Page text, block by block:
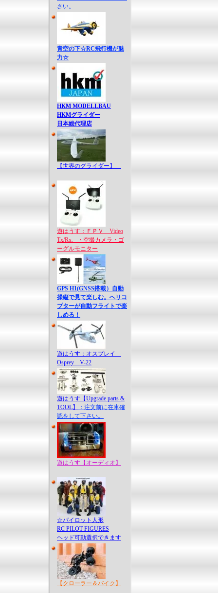
さい。
青空の下☆RC飛行機が魅
力☆
HKM MODELLBAU
HKMグライダー
日本総代理店
【世界のグライダー】
遊はうす：ＦＰＶ Video
Tx/Rx、・空撮カメラ・ゴ
ーグルモニター
GPS H1(GNSS搭載）自動
操縦で見て楽しむ。ヘリコ
プターが自動フライトで楽
しめる！
遊はうす：オスプレイ
Osprey V-22
遊はうす【Upgrade parts &
TOOL】
：注文前に在庫確
認をして下さい。
遊はうす【オーディオ】
☆パイロット人形
RC PILOT FIGURES
ヘッド可動選択できます
【クローラー＆バイク】